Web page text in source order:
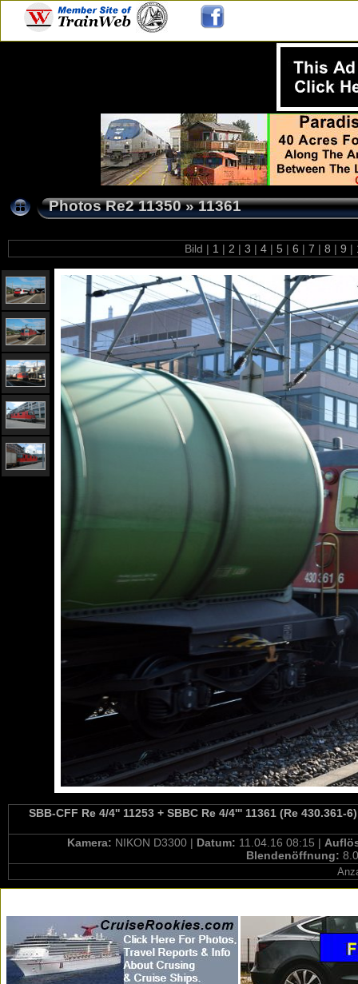
Photos Re2 11350»11361
Bild | 1 | 2 | 3 | 4 | 5 | 6 | 7 | 8 | 9 |
SBB-CFF Re 4/4'' 11253 + SBBC Re 4/4''' 11361 (Re
Kamera: NIKON D3300 | Datum: 11.04.16 08:15 |
Blendenöffnung: